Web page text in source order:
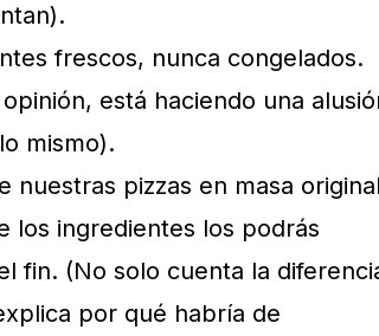
frescos, nunca congelados.
está haciendo una
mismo).
nuestras pizzas en masa
los ingredientes los podrás
fin. (No solo cuenta la
por qué habría de